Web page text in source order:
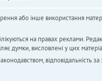
або інше використання
на правах реклами.
думки, висловлені у цих
відповідальність